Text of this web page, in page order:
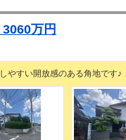
万円
やすい開放感のある角地です♪